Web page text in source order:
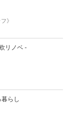
》
リノベ -
らし